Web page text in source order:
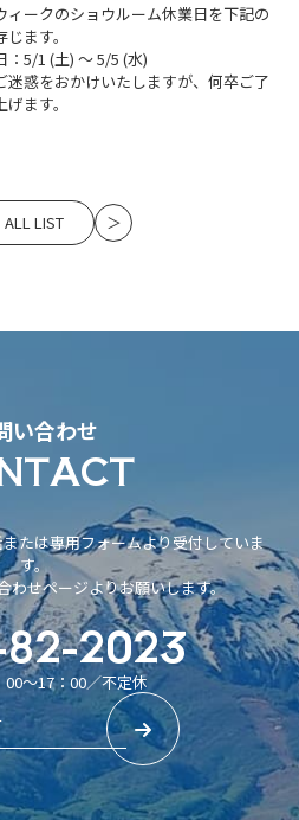
ークのショウルーム休業日を下記の
ます。
：5/1 (土) ～ 5/5 (水)
惑をおかけいたしますが、何卒ご了
ます。
ALL LIST ＞
い合わせ
たは専用フォームより受付していま
す。
わせページよりお願いします。
2023
00～17：00／不定休